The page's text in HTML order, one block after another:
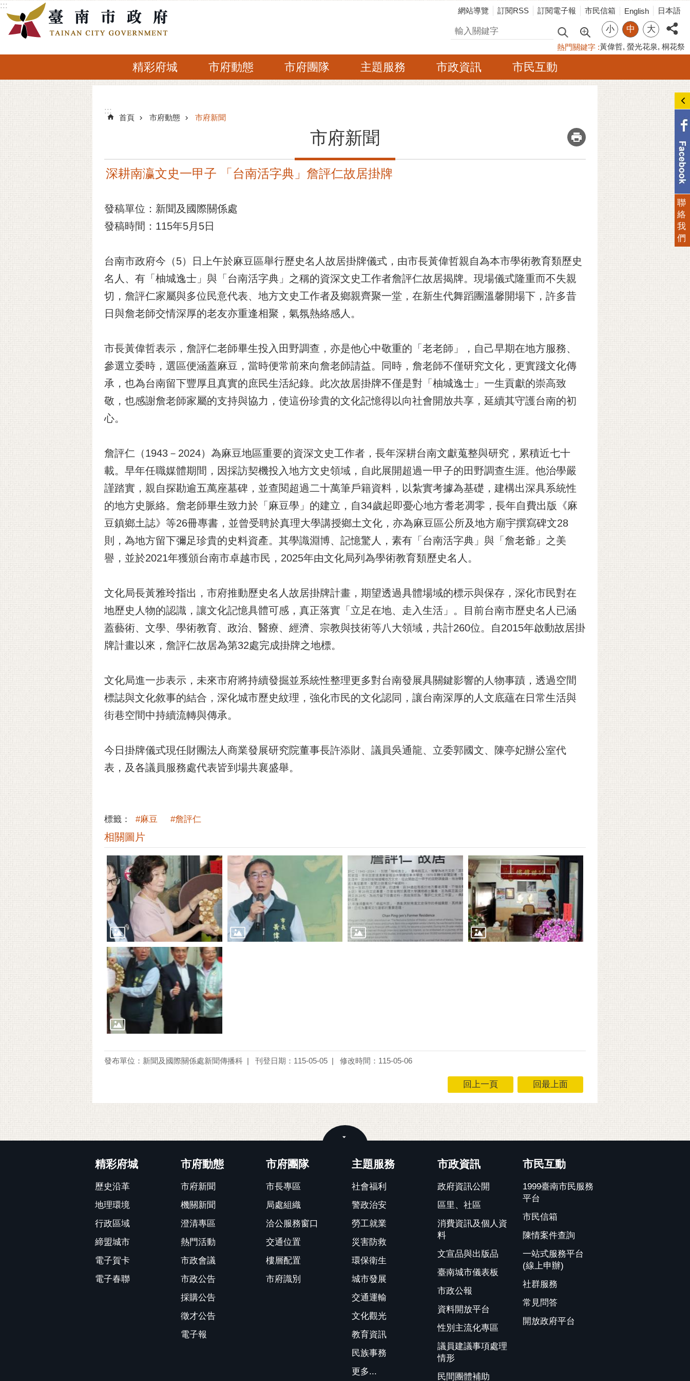
跳到主要內容區塊
:::
網站導覽 訂閱RSS 訂閱電子報 市民信箱 English 日本語
搜尋 小 中 大
熱門關鍵字 黃偉哲 螢光花泉 桐花祭
精彩府城 市府動態 市府團隊 主題服務 市政資訊 市民互動
:::
:::
首頁 市府動態 市府新聞
市府新聞 _
深耕南瀛文史一甲子 「台南活字典」詹評仁故居掛牌
發稿單位：新聞及國際關係處
發稿時間：115年5月5日
台南市政府今（5）日上午於麻豆區舉行歷史名人故居掛牌儀式，由市長黃偉哲親自為本市學術教育類歷史
名人、有「柚城逸士」與「台南活字典」之稱的資深文史工作者詹評仁故居揭牌。現場儀式隆重而不失親
切，詹評仁家屬與多位民意代表、地方文史工作者及鄉親齊聚一堂，在新生代舞蹈團溫馨開場下，許多昔
日與詹老師交情深厚的老友亦重逢相聚，氣氛熱絡感人。
市長黃偉哲表示，詹評仁老師畢生投入田野調查，亦是他心中敬重的「老老師」，自己早期在地方服務、
參選立委時，選區便涵蓋麻豆，當時便常前來向詹老師請益。同時，詹老師不僅研究文化，更實踐文化傳
承，也為台南留下豐厚且真實的庶民生活紀錄。此次故居掛牌不僅是對「柚城逸士」一生貢獻的崇高致
敬，也感謝詹老師家屬的支持與協力，使這份珍貴的文化記憶得以向社會開放共享，延續其守護台南的初
心。
詹評仁（1943－2024）為麻豆地區重要的資深文史工作者，長年深耕台南文獻蒐整與研究，累積近七十
載。早年任職媒體期間，因採訪契機投入地方文史領域，自此展開超過一甲子的田野調查生涯。他治學嚴
謹踏實，親自探勘逾五萬座墓碑，並查閱超過二十萬筆戶籍資料，以紮實考據為基礎，建構出深具系統性
的地方史脈絡。詹老師畢生致力於「麻豆學」的建立，自34歲起即憂心地方耆老凋零，長年自費出版《麻
豆鎮鄉土誌》等26冊專書，並曾受聘於真理大學講授鄉土文化，亦為麻豆區公所及地方廟宇撰寫碑文28
則，為地方留下彌足珍貴的史料資產。其學識淵博、記憶驚人，素有「台南活字典」與「詹老爺」之美
譽，並於2021年獲頒台南市卓越市民，2025年由文化局列為學術教育類歷史名人。
文化局長黃雅玲指出，市府推動歷史名人故居掛牌計畫，期望透過具體場域的標示與保存，深化市民對在
地歷史人物的認識，讓文化記憶具體可感，真正落實「立足在地、走入生活」。目前台南市歷史名人已涵
蓋藝術、文學、學術教育、政治、醫療、經濟、宗教與技術等八大領域，共計260位。自2015年啟動故居掛
牌計畫以來，詹評仁故居為第32處完成掛牌之地標。
文化局進一步表示，未來市府將持續發掘並系統性整理更多對台南發展具關鍵影響的人物事蹟，透過空間
標誌與文化敘事的結合，深化城市歷史紋理，強化市民的文化認同，讓台南深厚的人文底蘊在日常生活與
街巷空間中持續流轉與傳承。
今日掛牌儀式現任財團法人商業發展研究院董事長許添財、議員吳通龍、立委郭國文、陳亭妃辦公室代
表，及各議員服務處代表皆到場共襄盛舉。
標籤： #麻豆 #詹評仁
相關圖片
發布單位：新聞及國際關係處新聞傳播科 刊登日期：115-05-05 修改時間：115-05-06
回上一頁 回最上面
精彩府城
歷史沿革
地理環境
行政區域
締盟城市
電子賀卡
電子春聯
市府動態
市府新聞
機關新聞
澄清專區
熱門活動
市政會議
市政公告
採購公告
徵才公告
電子報
市府團隊
市長專區
局處組織
洽公服務窗口
交通位置
樓層配置
市府識別
主題服務
社會福利
警政治安
勞工就業
災害防救
環保衛生
城市發展
交通運輸
文化觀光
教育資訊
民族事務
更多...
市政資訊
政府資訊公開
區里、社區
消費資訊及個人資
料
文宣品與出版品
臺南城市儀表板
市政公報
資料開放平台
性別主流化專區
議員建議事項處理
情形
民間團體補助
市民互動
1999臺南市民服務
平台
市民信箱
陳情案件查詢
一站式服務平台
(線上申辦)
社群服務
常見問答
開放政府平台
聯
絡
我
們